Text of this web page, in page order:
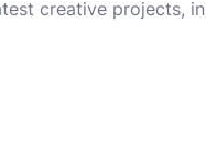
creative projects,